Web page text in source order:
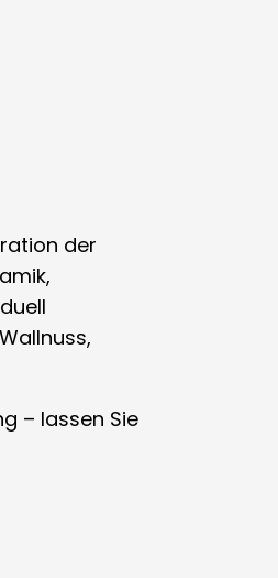
der
– lassen Sie